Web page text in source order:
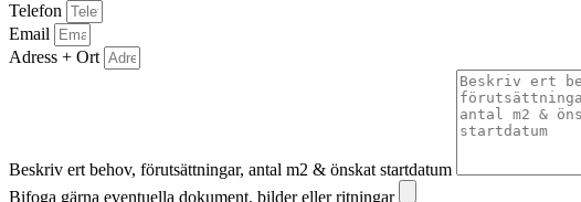
Telefon
Email
Adress + Ort
Beskriv ert behov, förutsättningar, antal m2 & önskat startdatum
Bifoga gärna eventuella dokument, bilder eller ritningar